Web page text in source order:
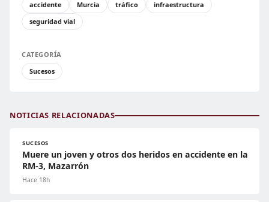
accidente
Murcia tráfico
infraestructura
seguridad vial
CATEGORÍA
Sucesos
NOTICIAS RELACIONADAS
SUCESOS
Muere un joven y otros dos heridos en accidente en la
RM-3, Mazarrón
Hace 18h